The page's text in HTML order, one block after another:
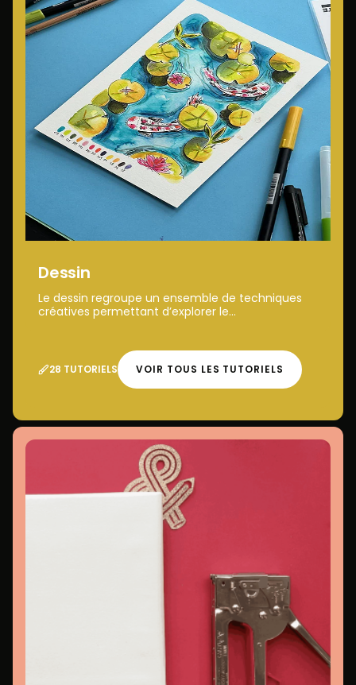
Dessin
Le dessin regroupe un ensemble de techniques
créatives permettant d’explorer le...
28 TUTORIELS VOIR TOUS LES TUTORIELS